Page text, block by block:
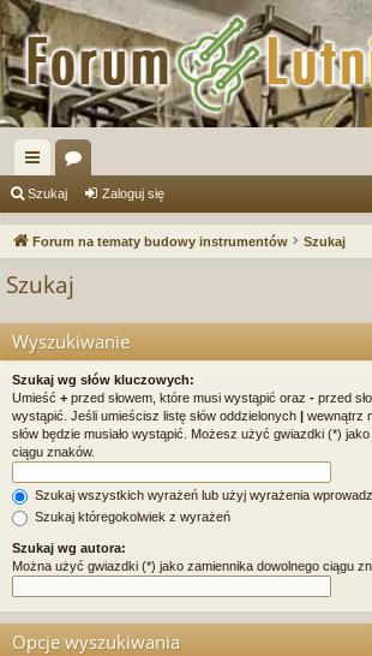
ię
ce
or
a
Szukaj Zaloguj się
Forum na tematy budowy instrumentów Szukaj
Szukaj
Wyszukiwanie
Szukaj wg słów kluczowych:
Umieść + przed słowem, które musi wystąpić oraz - przed
wystąpić. Jeśli umieścisz listę słów oddzielonych | wewnątrz
słów będzie musiało wystąpić. Możesz użyć gwiazdki (*)
ciągu znaków.
Szukaj wszystkich wyrażeń lub użyj wyrażenia
Szukaj któregokolwiek z wyrażeń
Szukaj wg autora:
Można użyć gwiazdki (*) jako zamiennika dowolnego ciągu
Opcje wyszukiwania